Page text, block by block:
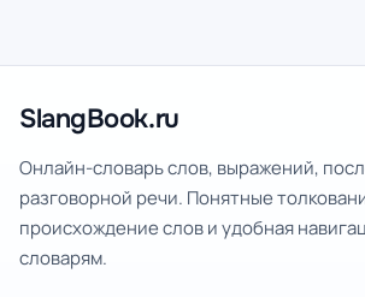
SlangBook.ru
Онлайн-словарь слов, выражений,
разговорной речи. Понятные
происхождение слов и удобная
словарям.